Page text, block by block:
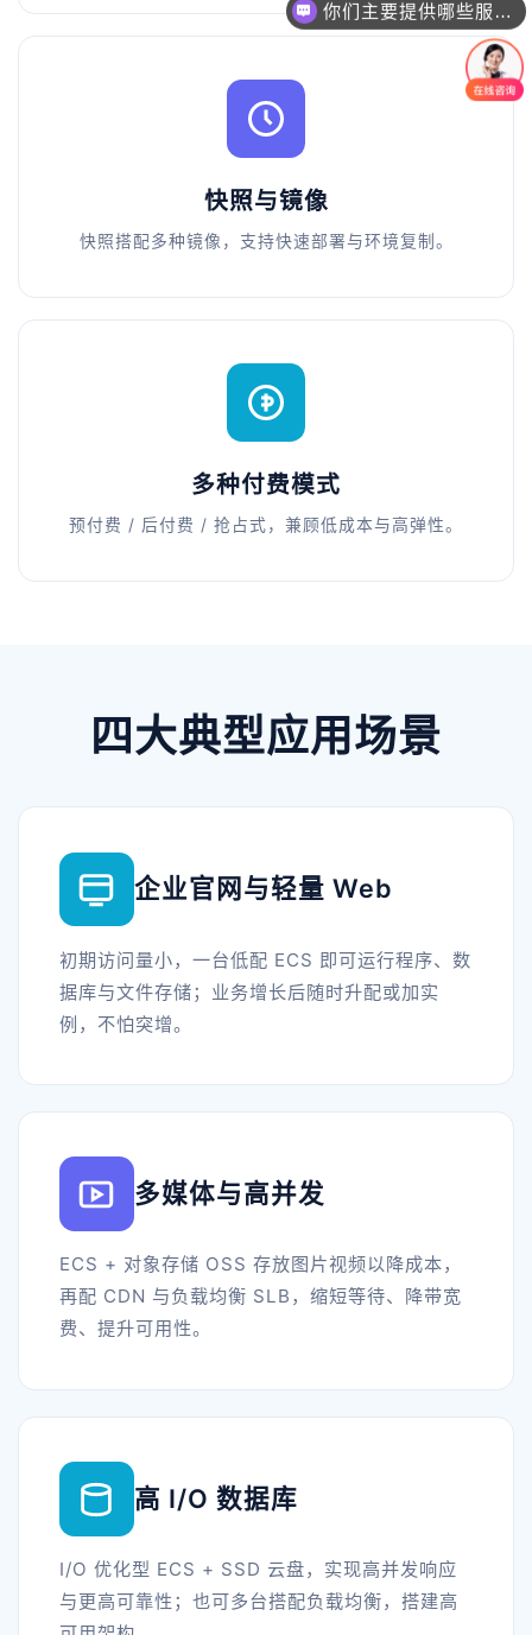
快照与镜像
快照搭配多种镜像，支持快速部署与环境复制。
多种付费模式
预付费 / 后付费 / 抢占式，兼顾低成本与高弹性。
四大典型应用场景
企业官网与轻量 Web
初期访问量小，一台低配 ECS 即可运行程序、数
据库与文件存储；业务增长后随时升配或加实
例，不怕突增。
多媒体与高并发
ECS + 对象存储 OSS 存放图片视频以降成本，
再配 CDN 与负载均衡 SLB，缩短等待、降带宽
费、提升可用性。
高 I/O 数据库
I/O 优化型 ECS + SSD 云盘，实现高并发响应
与更高可靠性；也可多台搭配负载均衡，搭建高
一个网站/小程序/系统的价格是怎么计算的？